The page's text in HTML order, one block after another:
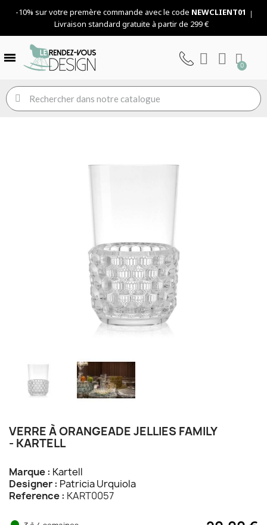
-10% sur votre premère commande avec le code NEWCLIENT01
Livraison standard gratuite à partir de 299 €
VERRE À ORANGEADE JELLIES FAMILY
- KARTELL
Marque : Kartell
Designer : Patricia Urquiola
Reference : KART0057